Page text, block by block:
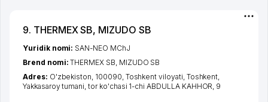
9. THERMEX SB, MIZUDO SB
Yuridik nomi: SAN-NEO MChJ
Brend nomi:THERMEX SB, MIZUDO SB
Adres: O'zbekiston, 100090, Toshkent viloyati Toshkent
Yakkasaroy tumani ,tor ko'chasi 1-chi ABDULLA KAHHOR , 9